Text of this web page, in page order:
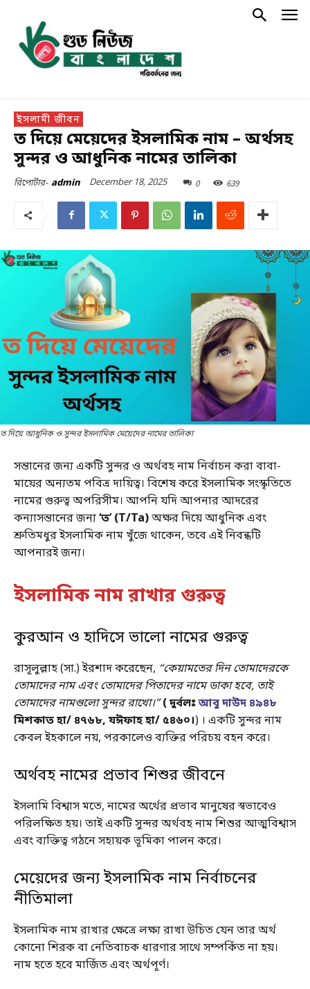
ইসলামী জীবন
ত দিয়ে মেয়েদের ইসলামিক নাম – অর্থসহ
সুন্দর ও আধুনিক নামের তালিকা
রিপোর্টার- admin December 18, 2025 0 639
ত দিয়ে আধুনিক ও সুন্দর ইসলামিক মেয়েদের নামের তালিকা
সন্তানের জন্য একটি সুন্দর ও অর্থবহ নাম নির্বাচন করা বাবা-
মায়ের অন্যতম পবিত্র দায়িত্ব। বিশেষ করে ইসলামিক সংস্কৃতিতে
নামের গুরুত্ব অপরিসীম। আপনি যদি আপনার আদরের
কন্যাসন্তানের জন্য‘ত’ (T/Ta)অক্ষর দিয়ে আধুনিক এবং
শ্রুতিমধুর ইসলামিক নাম খুঁজে থাকেন, তবে এই নিবন্ধটি
আপনারই জন্য।
ইসলামিক নাম রাখার গুরুত্ব
কুরআন ও হাদিসে ভালো নামের গুরুত্ব
রাসূলুল্লাহ (সা.) ইরশাদ করেছেন, “কেয়ামতের দিন তোমাদেরকে
তোমাদের নাম এবং তোমাদের পিতাদের নামে ডাকা হবে, তাই
তোমাদের নামগুলো সুন্দর রাখো।”( দুর্বলঃআবু দাউদ ৪৯৪৮
মিশকাত হা/ ৪৭৬৮, যঈফাহ হা/ ৫৪৬০।) । একটি সুন্দর নাম
কেবল ইহকালে নয়, পরকালেও ব্যক্তির পরিচয় বহন করে।
অর্থবহ নামের প্রভাব শিশুর জীবনে
ইসলামি বিশ্বাস মতে, নামের অর্থের প্রভাব মানুষের স্বভাবেও
পরিলক্ষিত হয়। তাই একটি সুন্দর অর্থবহ নাম শিশুর আত্মবিশ্বাস
এবং ব্যক্তিত্ব গঠনে সহায়ক ভূমিকা পালন করে।
মেয়েদের জন্য ইসলামিক নাম নির্বাচনের
নীতিমালা
ইসলামিক নাম রাখার ক্ষেত্রে লক্ষ্য রাখা উচিত যেন তার অর্থ
কোনো শিরক বা নেতিবাচক ধারণার সাথে সম্পর্কিত না হয়।
নাম হতে হবে মার্জিত এবং অর্থপূর্ণ।